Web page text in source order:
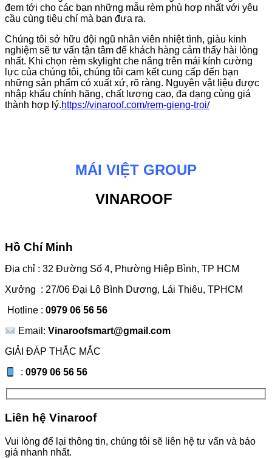
đem tới cho các bạn những mẫu rèm phù hợp nhất với yêu
cầu cùng tiêu chí mà bạn đưa ra.
Chúng tôi sở hữu đội ngũ nhân viên nhiệt tình, giàu kinh
nghiệm sẽ tư vấn tận tâm để khách hàng cảm thấy hài lòng
nhất. Khi chọn rèm skylight che nắng trên mái kính cường
lực của chúng tôi, chúng tôi cam kết cung cấp đến bạn
những sản phẩm có xuất xứ, rõ ràng. Nguyên vật liệu được
nhập khẩu chính hãng, chất lượng cao, đa dạng cùng giá
thành hợp lý.https://vinaroof.com/rem-gieng-troi/
MÁI VIỆT GROUP
VINAROOF
Hồ Chí Minh
Địa chỉ : 32 Đường Số 4, Phường Hiệp Bình, TP HCM
Xưởng : 27/06 Đại Lộ Bình Dương, Lái Thiêu, TPHCM
Hotline : 0979 06 56 56
Email:Vinaroofsmart@gmail.com
GIẢI ĐÁP THẮC MẮC
:0979 06 56 56
Liên hệ Vinaroof
Vui lòng để lại thông tin, chúng tôi sẽ liên hệ tư vấn và báo
giá nhanh nhất.